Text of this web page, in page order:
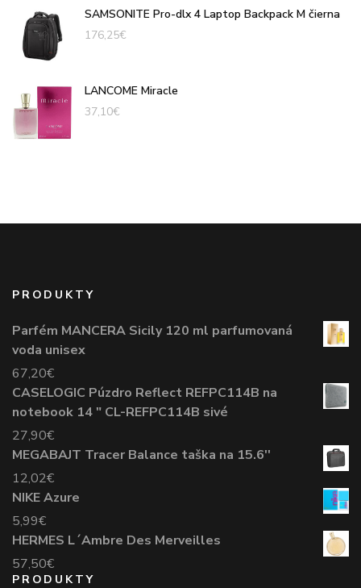
SAMSONITE Pro-dlx 4 Laptop Backpack M čierna
176,25€
LANCOME Miracle
37,10€
PRODUKTY
Parfém MANCERA Sicily 120 ml parfumovaná
voda unisex
67,20€
CASELOGIC Púzdro Reflect REFPC114B na
notebook 14 " CL-REFPC114B sivé
27,90€
MEGABAJT Tracer Balance taška na 15.6''
12,02€
NIKE Azure
5,99€
HERMES L´Ambre Des Merveilles
57,50€
PRODUKTY